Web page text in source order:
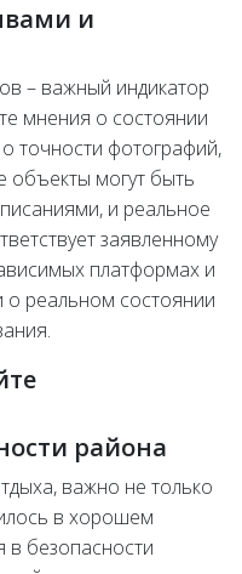
и
– важный индикатор
мнения о состоянии
точности фотографий,
объекты могут быть
и реальное
заявленному
платформах и
о реальном состоянии
района
важно не только
в хорошем
в безопасности